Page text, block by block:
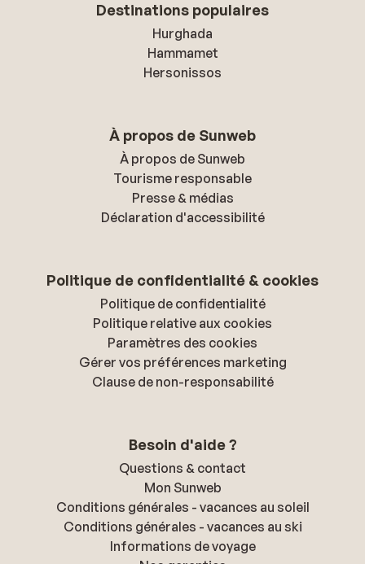
Destinations populaires
Hurghada
Hammamet
Hersonissos
À propos de Sunweb
À propos de Sunweb
Tourisme responsable
Presse & médias
Déclaration d'accessibilité
Politique de confidentialité & cookies
Politique de confidentialité
Politique relative aux cookies
Paramètres des cookies
Gérer vos préférences marketing
Clause de non-responsabilité
Besoin d'aide ?
Questions & contact
Mon Sunweb
Conditions générales - vacances au soleil
Conditions générales - vacances au ski
Informations de voyage